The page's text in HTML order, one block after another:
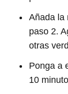
Añada la
paso 2.
otras
Ponga a
10